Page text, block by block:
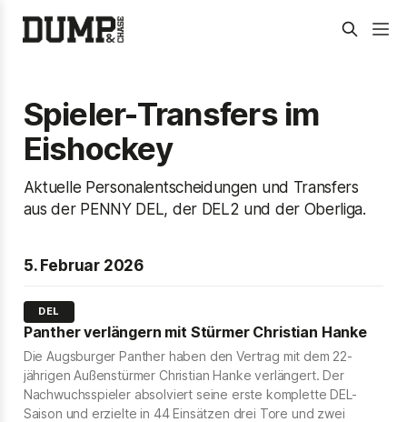
Spieler-Transfers im
Eishockey
Aktuelle Personalentscheidungen und Transfers
aus der PENNY DEL, der DEL2 und der Oberliga.
5. Februar 2026
DEL
Panther verlängern mit Stürmer Christian Hanke
Die Augsburger Panther haben den Vertrag mit dem 22-
jährigen Außenstürmer Christian Hanke verlängert. Der
Nachwuchsspieler absolviert seine erste komplette DEL-
Saison und erzielte in 44 Einsätzen drei Tore und zwei